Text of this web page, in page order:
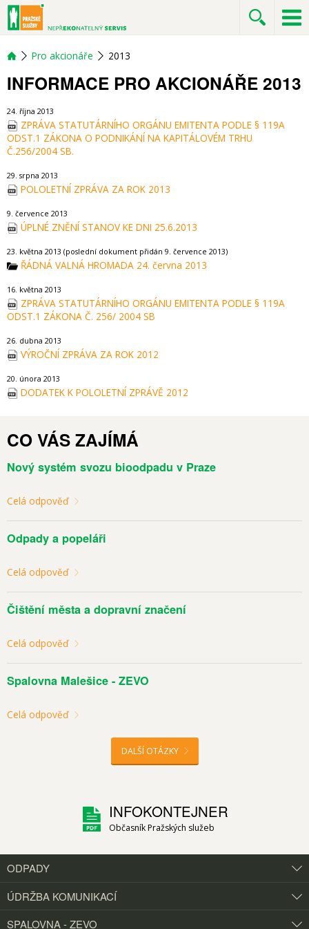
Pro akcionáře 2013
INFORMACE PRO AKCIONÁŘE 2013
24. října 2013
ZPRÁVA STATUTÁRNÍHO ORGÁNU EMITENTA PODLE § 119A
ODST.1 ZÁKONA O PODNIKÁNÍ NA KAPITÁLOVÉM TRHU
Č.256/2004 SB.
29. srpna 2013
POLOLETNÍ ZPRÁVA ZA ROK 2013
9. července 2013
ÚPLNÉ ZNĚNÍ STANOV KE DNI 25.6.2013
23. května 2013 (poslední dokument přidán 9. července 2013)
ŘÁDNÁ VALNÁ HROMADA 24. června 2013
16. května 2013
ZPRÁVA STATUTÁRNÍHO ORGÁNU EMITENTA PODLE § 119A
ODST.1 ZÁKONA Č. 256/ 2004 SB
26. dubna 2013
VÝROČNÍ ZPRÁVA ZA ROK 2012
20. února 2013
DODATEK K POLOLETNÍ ZPRÁVĚ 2012
CO VÁS ZAJÍMÁ
Nový systém svozu bioodpadu v Praze
Celá odpověď
Odpady a popeláři
Celá odpověď
Čištění města a dopravní značení
Celá odpověď
Spalovna Malešice - ZEVO
Celá odpověď
DALŠÍ OTÁZKY
INFOKONTEJNER
Občasník Pražských služeb
ODPADY
ÚDRŽBA KOMUNIKACÍ
SPALOVNA - ZEVO